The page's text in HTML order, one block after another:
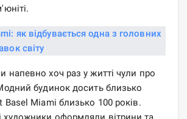
напевно хоч раз у житті чули про
будинок досить близько
Basel Miami близько 100 років.